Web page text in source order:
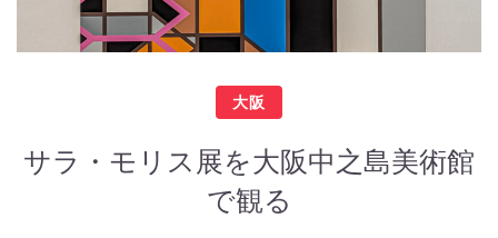
大阪
サラ・モリス展を大阪中之島美術館
で観る